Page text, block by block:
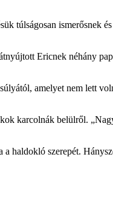
túlságosan ismerősnek
Ericnek néhány
amelyet nem lett
karcolnák belülről.
haldokló szerepét.